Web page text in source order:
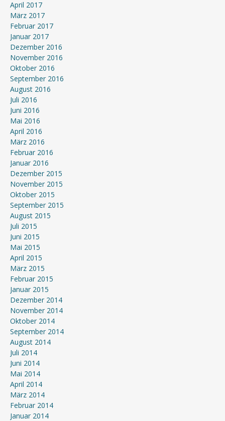
April 2017
März 2017
Februar 2017
Januar 2017
Dezember 2016
November 2016
Oktober 2016
September 2016
August 2016
Juli 2016
Juni 2016
Mai 2016
April 2016
März 2016
Februar 2016
Januar 2016
Dezember 2015
November 2015
Oktober 2015
September 2015
August 2015
Juli 2015
Juni 2015
Mai 2015
April 2015
März 2015
Februar 2015
Januar 2015
Dezember 2014
November 2014
Oktober 2014
September 2014
August 2014
Juli 2014
Juni 2014
Mai 2014
April 2014
März 2014
Februar 2014
Januar 2014